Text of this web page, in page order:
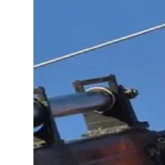
PROGRAMACIÓN
EN VIVO